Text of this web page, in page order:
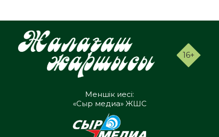
16+
Меншік иесі:
«Сыр медиа» ЖШС